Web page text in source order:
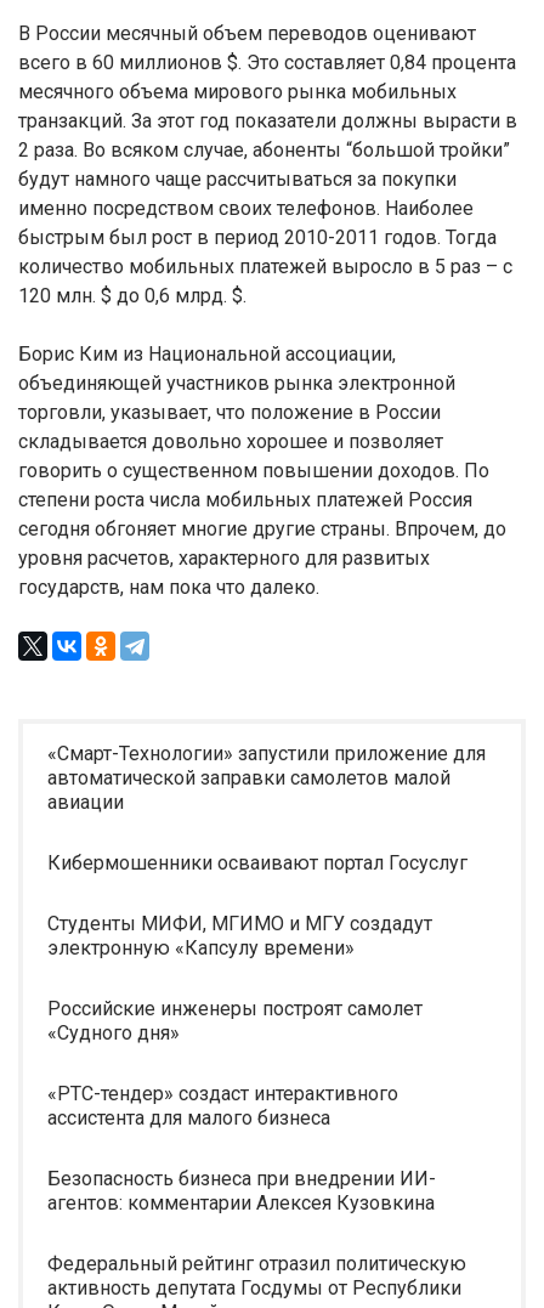
В России месячный объем переводов оценивают
всего в 60 миллионов $. Это составляет 0,84 процента
месячного объема мирового рынка мобильных
транзакций. За этот год показатели должны вырасти в
2 раза. Во всяком случае, абоненты “большой тройки”
будут намного чаще рассчитываться за покупки
именно посредством своих телефонов. Наиболее
быстрым был рост в период 2010-2011 годов. Тогда
количество мобильных платежей выросло в 5 раз – с
120 млн. $ до 0,6 млрд. $.
Борис Ким из Национальной ассоциации,
объединяющей участников рынка электронной
торговли, указывает, что положение в России
складывается довольно хорошее и позволяет
говорить о существенном повышении доходов. По
степени роста числа мобильных платежей Россия
сегодня обгоняет многие другие страны. Впрочем, до
уровня расчетов, характерного для развитых
государств, нам пока что далеко.
«Смарт-Технологии» запустили приложение для
автоматической заправки самолетов малой
авиации
Кибермошенники осваивают портал Госуслуг
Студенты МИФИ, МГИМО и МГУ создадут
электронную «Капсулу времени»
Российские инженеры построят самолет
«Судного дня»
«РТС-тендер» создаст интерактивного
ассистента для малого бизнеса
Безопасность бизнеса при внедрении ИИ-
агентов: комментарии Алексея Кузовкина
Федеральный рейтинг отразил политическую
активность депутата Госдумы от Республики